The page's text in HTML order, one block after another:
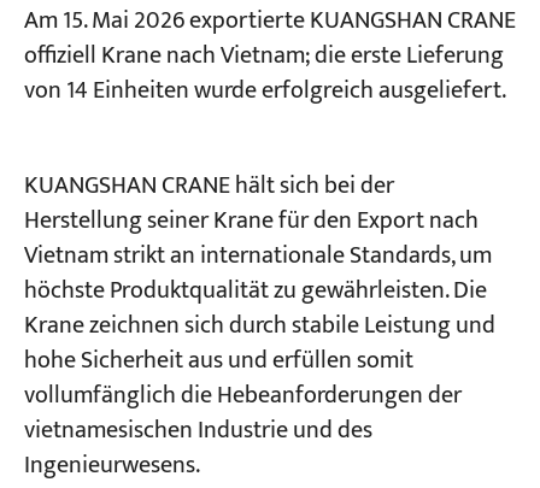
Nachrichten
Bewerbungen
Über uns
Kontakt
Am 15. Mai 2026 exportierte KUANGSHAN CRANE
offiziell Krane nach Vietnam; die erste Lieferung
von 14 Einheiten wurde erfolgreich ausgeliefert.
KUANGSHAN CRANE hält sich bei der
Herstellung seiner Krane für den Export nach
Vietnam strikt an internationale Standards, um
höchste Produktqualität zu gewährleisten. Die
Krane zeichnen sich durch stabile Leistung und
hohe Sicherheit aus und erfüllen somit
vollumfänglich die Hebeanforderungen der
vietnamesischen Industrie und des
Ingenieurwesens.